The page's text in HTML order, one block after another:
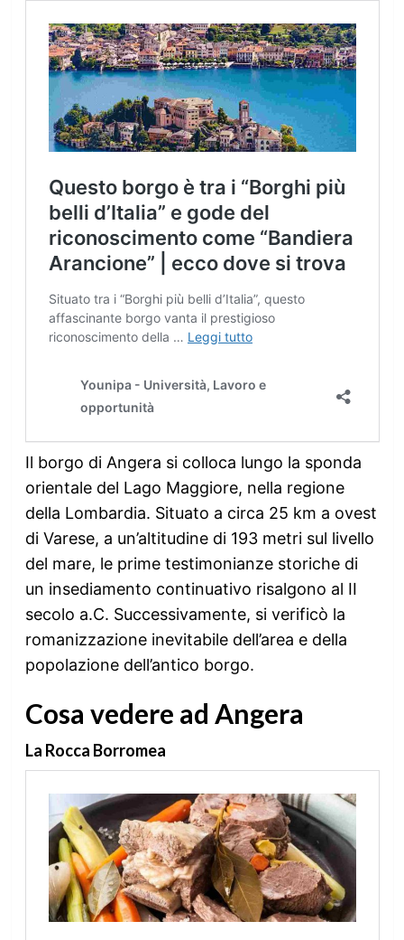
Il borgo di Angera si colloca lungo la sponda
orientale del Lago Maggiore, nella regione
della Lombardia. Situato a circa 25 km a ovest
di Varese, a un’altitudine di 193 metri sul livello
del mare, le prime testimonianze storiche di
un insediamento continuativo risalgono al II
secolo a.C. Successivamente, si verificò la
romanizzazione inevitabile dell’area e della
popolazione dell’antico borgo.
Cosa vedere ad Angera
La Rocca Borromea